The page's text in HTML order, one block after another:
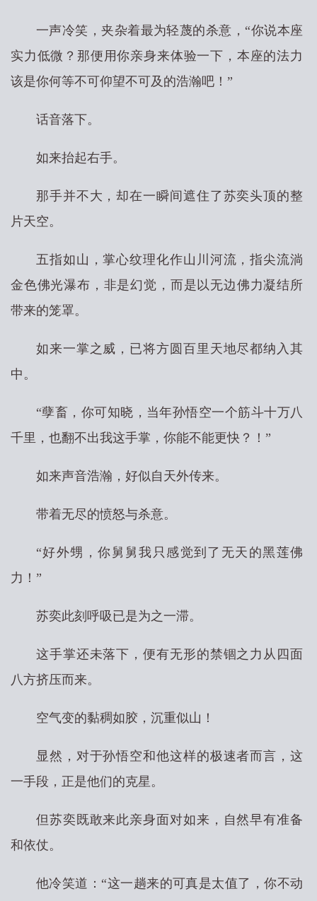
一声冷笑，夹杂着最为轻蔑的杀意，“你说本座
实力低微？那便用你亲身来体验一下，本座的法力
该是你何等不可仰望不可及的浩瀚吧！”
话音落下。
如来抬起右手。
那手并不大，却在一瞬间遮住了苏奕头顶的整
片天空。
五指如山，掌心纹理化作山川河流，指尖流淌
金色佛光瀑布，非是幻觉，而是以无边佛力凝结所
带来的笼罩。
如来一掌之威，已将方圆百里天地尽都纳入其
中。
“孽畜，你可知晓，当年孙悟空一个筋斗十万八
千里，也翻不出我这手掌，你能不能更快？！”
如来声音浩瀚，好似自天外传来。
带着无尽的愤怒与杀意。
“好外甥，你舅舅我只感觉到了无天的黑莲佛
力！”
苏奕此刻呼吸已是为之一滞。
这手掌还未落下，便有无形的禁锢之力从四面
八方挤压而来。
空气变的黏稠如胶，沉重似山！
显然，对于孙悟空和他这样的极速者而言，这
一手段，正是他们的克星。
但苏奕既敢来此亲身面对如来，自然早有准备
和依仗。
他冷笑道：“这一趟来的可真是太值了，你不动